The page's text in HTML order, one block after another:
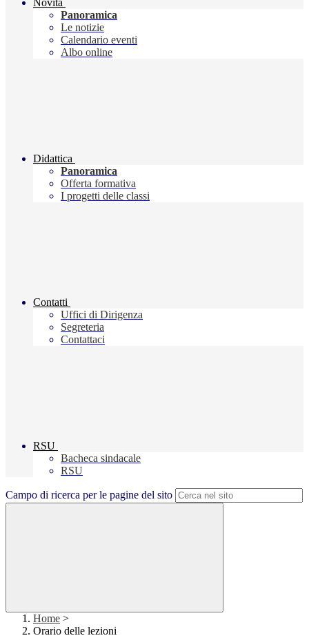
Novità
Panoramica
Le notizie
Calendario eventi
Albo online
Didattica
Panoramica
Offerta formativa
I progetti delle classi
Contatti
Uffici di Dirigenza
Segreteria
Contattaci
RSU
Bacheca sindacale
RSU
Campo di ricerca per le pagine del sito
Home >
Orario delle lezioni